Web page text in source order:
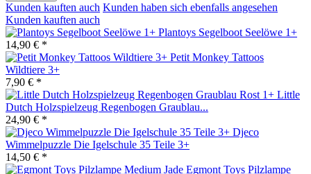
Kunden kauften auch Kunden haben sich ebenfalls angesehen
Kunden kauften auch
Plantoys Segelboot Seelöwe 1+
14,90 € *
Petit Monkey Tattoos
Wildtiere 3+
7,90 € *
Little
Dutch Holzspielzeug Regenbogen Graublau...
24,90 € *
Djeco
Wimmelpuzzle Die Igelschule 35 Teile 3+
14,50 € *
Egmont Toys Pilzlampe